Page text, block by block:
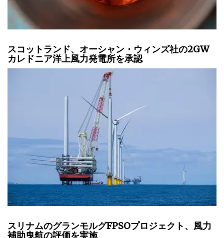
スコットランド、オーシャン・ウィンズ社の2GW
カレドニア洋上風力発電所を承認
スリナムのグランモルグFPSOプロジェクト、風力
補助曳航の評価を実施